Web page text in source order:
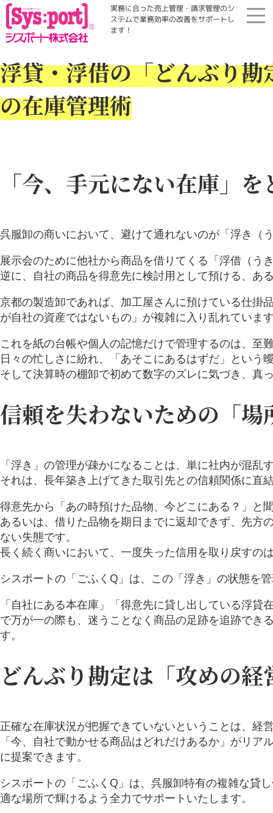
実務に合った売上管理・請求管理のシ
ステムで業務効率の改善をサポートし
ます！
資料請求
お役立ち情報
お問い合わせ
浮貸・浮借の「どんぶり
の在庫管理術
「今、手元にない在庫」を
呉服卸の商いにおいて、避けて通れないのが「浮き（
展示会のために他社から商品を借りてくる「浮借（う
逆に、自社の商品を得意先に検討用として預ける、あ
京都の製造卸であれば、加工屋さんに預けている仕掛
が自社の資産ではないもの」が複雑に入り乱れていま
これを紙の台帳や個人の記憶だけで管理するのは、至
日々の忙しさに紛れ、「あそこにあるはずだ」という
そして決算時の棚卸で初めて数字のズレに気づき、真
信頼を失わないための「場
「浮き」の管理が疎かになることは、単に社内が混乱
それは、長年築き上げてきた取引先との信頼関係に直
得意先から「あの時預けた品物、今どこにある？」と
あるいは、借りた品物を期日までに返却できず、先方
ない失態です。
長く続く商いにおいて、一度失った信用を取り戻すの
シスポートの「ごふくQ」は、この「浮き」の状態を
「自社にある本在庫」「得意先に貸し出している浮
で万が一の際も、迷うことなく商品の足跡を追跡でき
す。
どんぶり勘定は「攻めの経
正確な在庫状況が把握できていないということは、経
「今、自社で動かせる商品はどれだけあるか」がリ
に提案できます。
シスポートの「ごふくQ」は、呉服卸特有の複雑な貸
適な場所で輝けるよう全力でサポートいたします。